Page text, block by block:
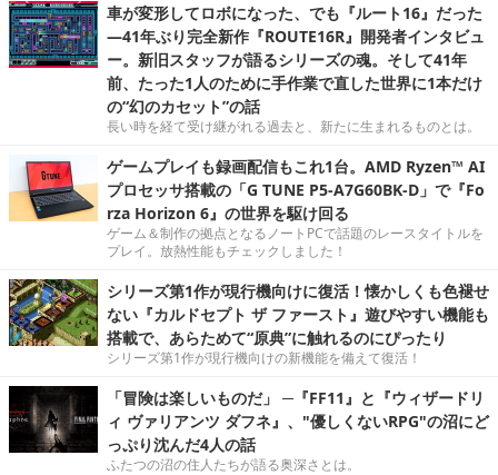
車が変形してロボになった、でも『ルート16』だった
―41年ぶり完全新作『ROUTE16R』開発者インタビュ
ー。新旧スタッフが語るシリーズの魂。そして41年
前、たった1人のために手作業で直した世界に1本だけ
の“幻のカセット”の話
長い時を経て受け継がれる過去と、新たに生まれるものとは。
ゲームプレイも録画配信もこれ1台。AMD Ryzen™ AI
プロセッサ搭載の「G TUNE P5-A7G60BK-D」で『Fo
rza Horizon 6』の世界を駆け回る
ゲーム＆制作の拠点となるノートPCで話題のレースタイトルを
プレイ。放熱性能もチェックしました！
シリーズ第1作が現行機向けに復活！懐かしくも色褪せ
ない『カルドセプト ザ ファースト』遊びやすい機能も
搭載で、あらためて“原典”に触れるのにぴったり
シリーズ第1作が現行機向けの新機能を備えて復活！
「冒険は楽しいものだ」 ─『FF11』と『ウィザードリ
ィ ヴァリアンツ ダフネ』、"優しくないRPG"の沼にど
っぷり沈んだ4人の話
ふたつの沼の住人たちが語る奥深さとは。